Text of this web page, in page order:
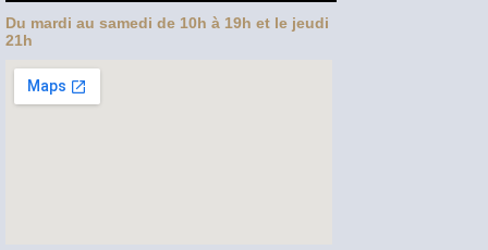
Du mardi au samedi de 10h à 19h et le jeudi
21h